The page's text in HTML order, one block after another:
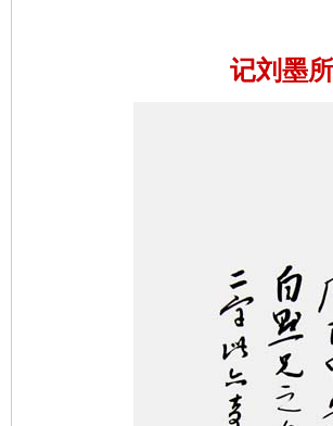
记刘墨